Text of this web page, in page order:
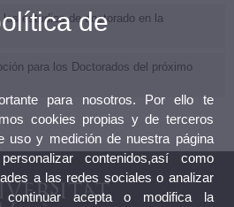
estudios de doctorado en la
para los Doctorados del próximo
de
para nosotros. Por ello te
cookies propias y de terceros
uso y medición de nuestra página
contenidos,así como
a las redes sociales o analizar
continuar acepta o modifica la